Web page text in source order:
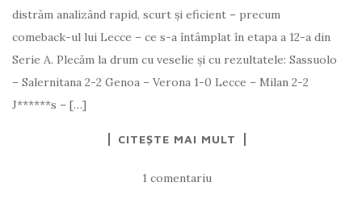
distrăm analizând rapid, scurt și eficient – precum
comeback-ul lui Lecce – ce s-a întâmplat în etapa a 12-a din
Serie A. Plecăm la drum cu veselie și cu rezultatele: Sassuolo
– Salernitana 2-2 Genoa – Verona 1-0 Lecce – Milan 2-2
J******s – […]
CITEȘTE MAI MULT
1 comentariu